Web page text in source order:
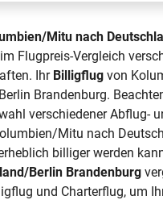
Mitu nach
im Flugpreis-Vergleich
Ihr Billigflug von
Brandenburg.
verschiedener Abflug-
Mitu nach
billiger werden
Berlin Brandenburg
und Charterflug, um